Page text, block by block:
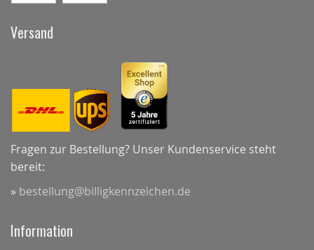
Versand
Fragen zur Bestellung? Unser Kundenservice steht
bereit:
» bestellung@billigkennzeichen.de
Information